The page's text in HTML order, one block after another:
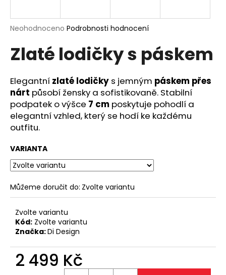
Průměrné
produktu
je
z
5
hvězdiček.
Neohodnoceno Podrobnosti hodnocení
Zlaté lodičky s páskem
Elegantní zlaté lodičky s jemným páskem přes
nárt působí žensky a sofistikovaně. Stabilní
podpatek o výšce 7 cm poskytuje pohodlí a
elegantní vzhled, který se hodí ke každému
outfitu.
VARIANTA
Můžeme doručit do: Zvolte variantu
Zvolte variantu
Kód: Zvolte variantu
Značka:Di Design
2 499 Kč
j
t
?
HLEDAT
D
o
p
o
u
č
j